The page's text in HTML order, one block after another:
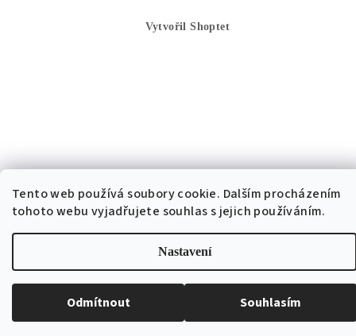
Tento web používá soubory cookie. Dalším procházením
tohoto webu vyjadřujete souhlas s jejich používáním.
Nastavení
Odmítnout Souhlasím
Vytvořil Shoptet